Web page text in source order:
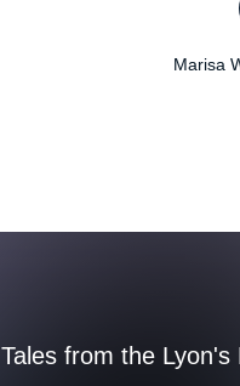
Marisa
Tales from the Lyon's